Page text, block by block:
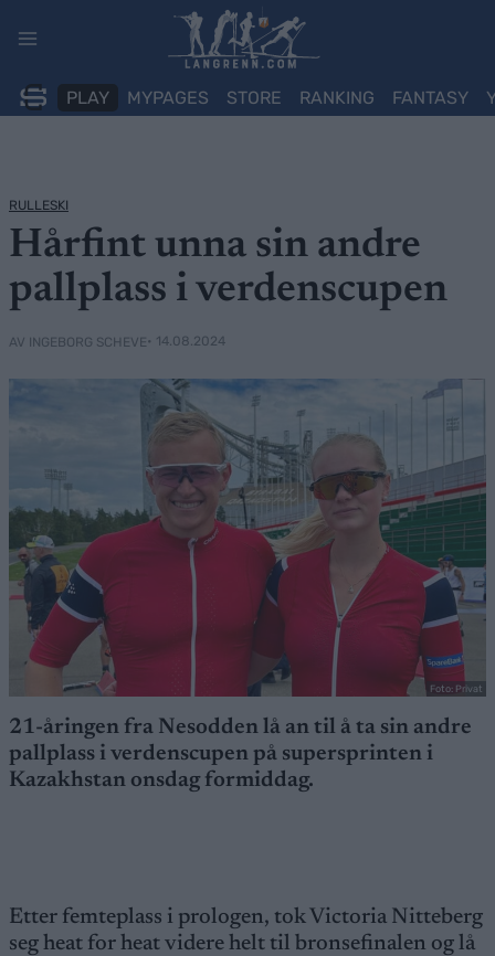
PLAY MYPAGES STORE RANKING FANTASY
RULLESKI
Hårfint unna sin andre
pallplass i verdenscupen
AV INGEBORG SCHEVE• 14.08.2024
Foto: Privat
21-åringen fra Nesodden lå an til å ta sin andre
pallplass i verdenscupen på supersprinten i
Kazakhstan onsdag formiddag.
Etter femteplass i prologen, tok Victoria Nitteberg
seg heat for heat videre helt til bronsefinalen og lå